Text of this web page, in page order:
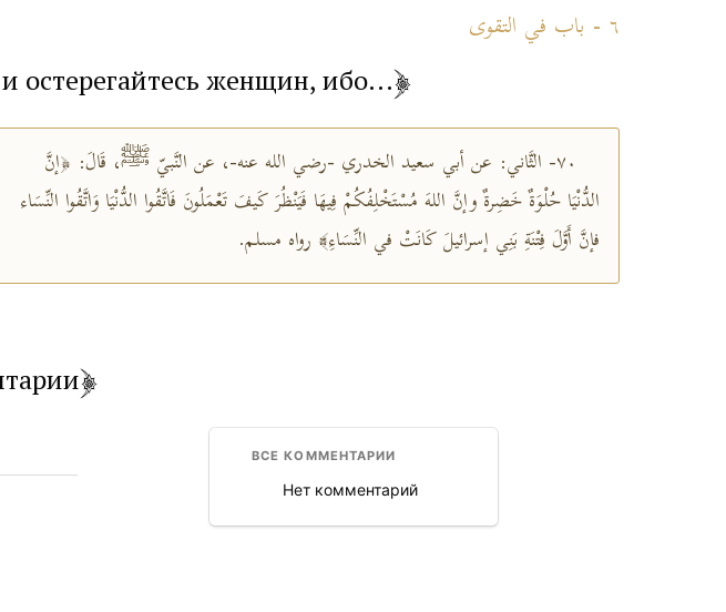
٦ - باب في التقوى
остерегайтесь женщин, ибо...
٧٠- الثَّاني: عن أبي سعيد الخدري -رضي الله عنه-، عن النَّبيّ ﷺ، قَالَ: ﴿إنَّ
الدُّنْيَا حُلْوَةٌ خَضِرةٌ وإنَّ اللهَ مُسْتَخْلِفُكُمْ فِيهَا فَيَنْظُرَ كَيفَ تَعْمَلُونَ فَاتَّقُوا الدُّنْيَا وَاتَّقُوا النِّسَاء
فإنَّ أَوَّلَ فِتْنَةِ بَنِي إسرائيلَ كَانَتْ في النِّسَاءِ﴾ رواه مسلم.
ВСЕ КОММЕНТАРИИ
Нет комментарий